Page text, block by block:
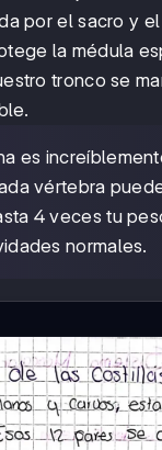
por el sacro y
la médula
tronco se
es
vértebra
4 veces tu
normales.